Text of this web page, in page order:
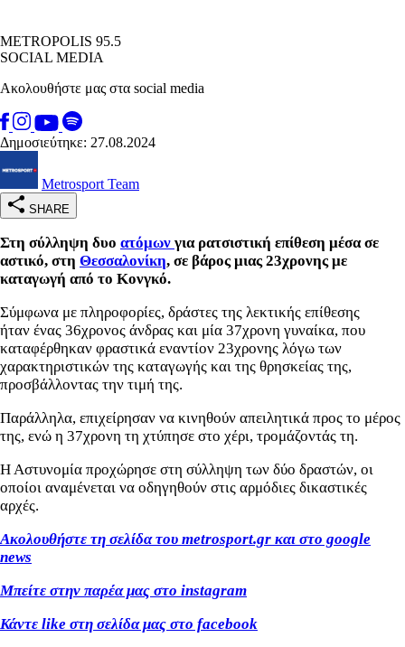
METROPOLIS 95.5
SOCIAL MEDIA
Ακολουθήστε μας στα social media
Δημοσιεύτηκε: 27.08.2024
Metrosport Team
SHARE
Στη σύλληψη δυο ατόμων για ρατσιστική επίθεση μέσα σε
αστικό, στη Θεσσαλονίκη, σε βάρος μιας 23χρονης με
καταγωγή από το Κονγκό.
Σύμφωνα με πληροφορίες, δράστες της λεκτικής επίθεσης
ήταν ένας 36χρονος άνδρας και μία 37χρονη γυναίκα, που
καταφέρθηκαν φραστικά εναντίον 23χρονης λόγω των
χαρακτηριστικών της καταγωγής και της θρησκείας της,
προσβάλλοντας την τιμή της.
Παράλληλα, επιχείρησαν να κινηθούν απειλητικά προς το μέρος
της, ενώ η 37χρονη τη χτύπησε στο χέρι, τρομάζοντάς τη.
Η Αστυνομία προχώρησε στη σύλληψη των δύο δραστών, οι
οποίοι αναμένεται να οδηγηθούν στις αρμόδιες δικαστικές
αρχές.
Ακολουθήστε τη σελίδα του metrosport.gr και στο google
news
Μπείτε στην παρέα μας στο instagram
Κάντε like στη σελίδα μας στο facebook